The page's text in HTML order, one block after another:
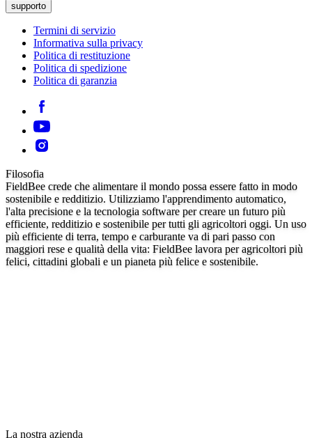
supporto
Termini di servizio
Informativa sulla privacy
Politica di restituzione
Politica di spedizione
Politica di garanzia
Filosofia
FieldBee crede che alimentare il mondo possa essere fatto in modo
sostenibile e redditizio. Utilizziamo l'apprendimento automatico,
l'alta precisione e la tecnologia software per creare un futuro più
efficiente, redditizio e sostenibile per tutti gli agricoltori oggi. Un uso
più efficiente di terra, tempo e carburante va di pari passo con
maggiori rese e qualità della vita: FieldBee lavora per agricoltori più
felici, cittadini globali e un pianeta più felice e sostenibile.
La nostra azienda